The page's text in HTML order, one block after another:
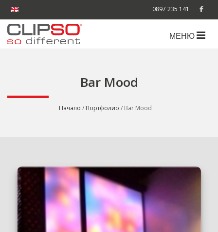
0897 235 141
МЕНЮ
Bar Mood
Начало / Портфолио / Bar Mood